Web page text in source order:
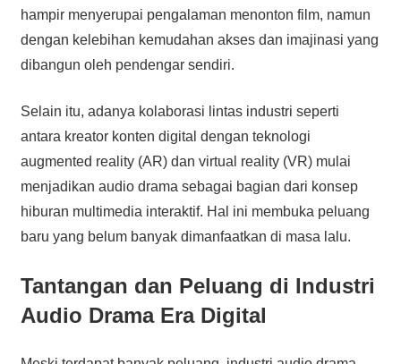
hampir menyerupai pengalaman menonton film, namun
dengan kelebihan kemudahan akses dan imajinasi yang
dibangun oleh pendengar sendiri.
Selain itu, adanya kolaborasi lintas industri seperti
antara kreator konten digital dengan teknologi
augmented reality (AR) dan virtual reality (VR) mulai
menjadikan audio drama sebagai bagian dari konsep
hiburan multimedia interaktif. Hal ini membuka peluang
baru yang belum banyak dimanfaatkan di masa lalu.
Tantangan dan Peluang di Industri
Audio Drama Era Digital